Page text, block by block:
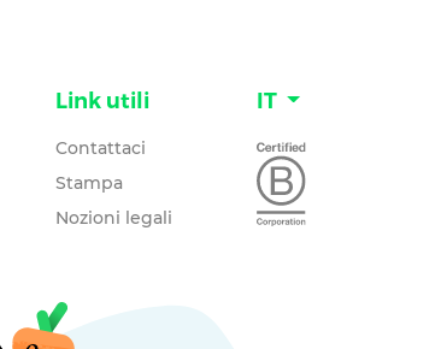
Link utili
Contattaci
Stampa
Nozioni legali
IT